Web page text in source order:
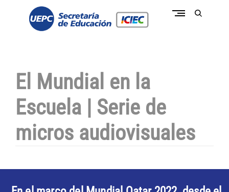
e
t
t
e
C
I
U
P
open
El Mundial en la
Escuela | Serie de
micros audiovisuales